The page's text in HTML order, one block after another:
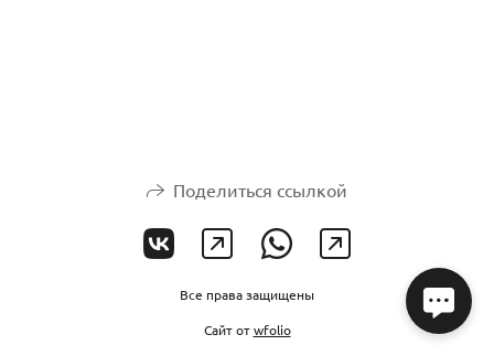
Поделиться ссылкой
Все права защищены
Сайт отwfolio